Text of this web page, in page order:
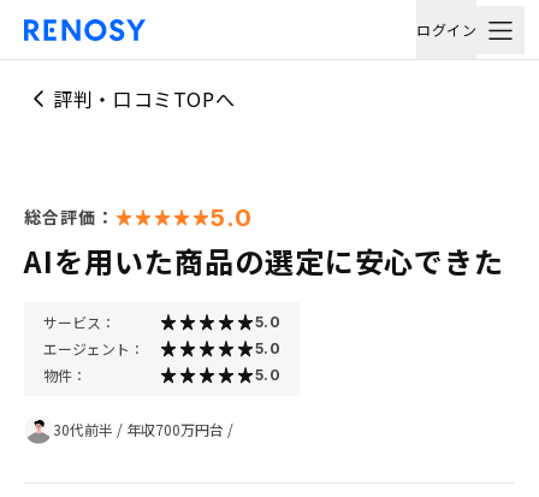
ログイン
評判・口コミTOPへ
総合評価： 5.0
AIを用いた商品の選定に安心できた
サービス： 5.0
エージェント： 5.0
物件： 5.0
30代前半 / 年収700万円台 /